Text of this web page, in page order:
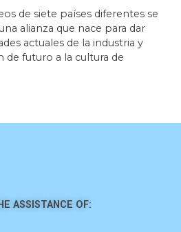
de siete países diferentes se
alianza que nace para dar
actuales de la industria y
futuro a la cultura de
ASSISTANCE OF: